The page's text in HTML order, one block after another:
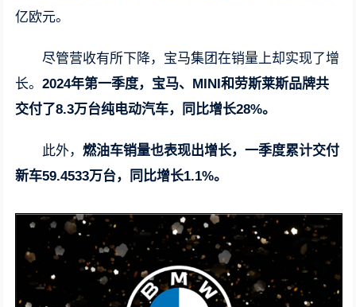
亿欧元。
尽管营收有所下降，宝马集团在销量上却实现了增
长。2024年第一季度，宝马、MINI和劳斯莱斯品牌共
交付了8.3万台纯电动汽车，同比增长28%。
此外，燃油车销量也表现出增长，一季度累计交付
新车59.4533万台，同比增长1.1%。